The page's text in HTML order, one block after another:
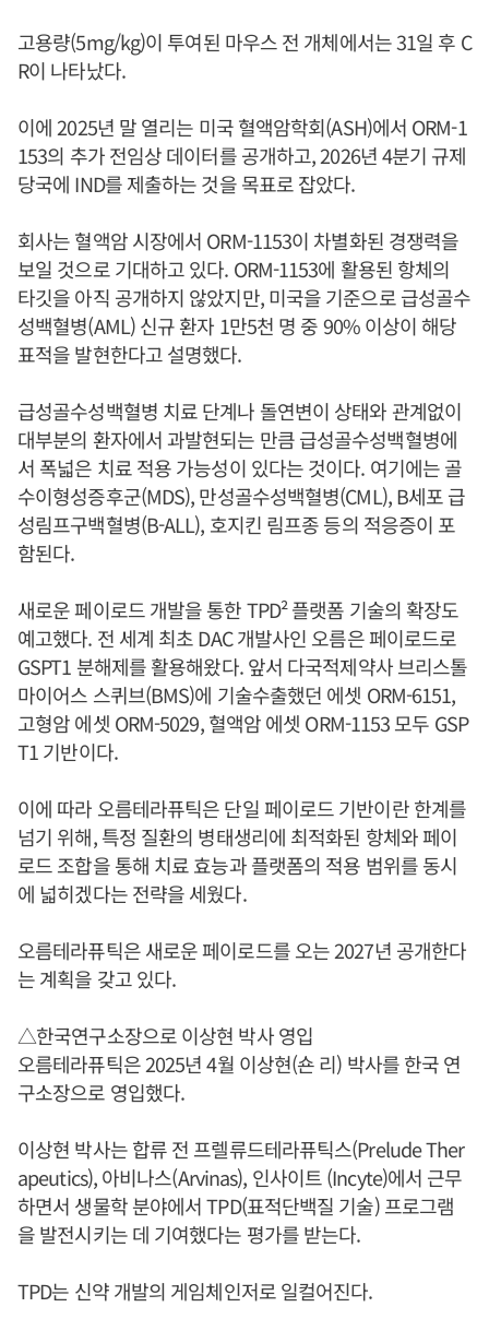
고용량(5mg/kg)이 투여된 마우스 전 개체에서는 31일 후 C
R이 나타났다.
이에 2025년 말 열리는 미국 혈액암학회(ASH)에서 ORM-1
153의 추가 전임상 데이터를 공개하고, 2026년 4분기 규제
당국에 IND를 제출하는 것을 목표로 잡았다.
회사는 혈액암 시장에서 ORM-1153이 차별화된 경쟁력을
보일 것으로 기대하고 있다. ORM-1153에 활용된 항체의
타깃을 아직 공개하지 않았지만, 미국을 기준으로 급성골수
성백혈병(AML) 신규 환자 1만5천 명 중 90% 이상이 해당
표적을 발현한다고 설명했다.
급성골수성백혈병 치료 단계나 돌연변이 상태와 관계없이
대부분의 환자에서 과발현되는 만큼 급성골수성백혈병에
서 폭넓은 치료 적용 가능성이 있다는 것이다. 여기에는 골
수이형성증후군(MDS), 만성골수성백혈병(CML), B세포 급
성림프구백혈병(B-ALL), 호지킨 림프종 등의 적응증이 포
함된다.
새로운 페이로드 개발을 통한 TPD² 플랫폼 기술의 확장도
예고했다. 전 세계 최초 DAC 개발사인 오름은 페이로드로
GSPT1 분해제를 활용해왔다. 앞서 다국적제약사 브리스톨
마이어스 스퀴브(BMS)에 기술수출했던 에셋 ORM-6151,
고형암 에셋 ORM-5029, 혈액암 에셋 ORM-1153 모두 GSP
T1 기반이다.
이에 따라 오름테라퓨틱은 단일 페이로드 기반이란 한계를
넘기 위해, 특정 질환의 병태생리에 최적화된 항체와 페이
로드 조합을 통해 치료 효능과 플랫폼의 적용 범위를 동시
에 넓히겠다는 전략을 세웠다.
오름테라퓨틱은 새로운 페이로드를 오는 2027년 공개한다
는 계획을 갖고 있다.
△한국연구소장으로 이상현 박사 영입
오름테라퓨틱은 2025년 4월 이상현(숀 리) 박사를 한국 연
구소장으로 영입했다.
이상현 박사는 합류 전 프렐류드테라퓨틱스(Prelude Ther
apeutics), 아비나스(Arvinas), 인사이트 (Incyte)에서 근무
하면서 생물학 분야에서 TPD(표적단백질 기술) 프로그램
을 발전시키는 데 기여했다는 평가를 받는다.
TPD는 신약 개발의 게임체인저로 일컬어진다.